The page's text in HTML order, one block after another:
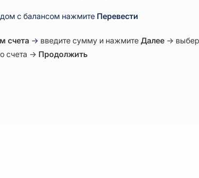
с балансом нажмите Перевести
счета → введите сумму и нажмите Далее →
счета → Продолжить